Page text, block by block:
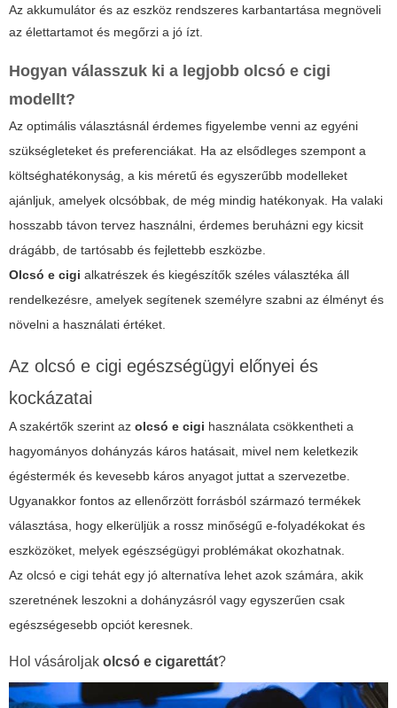
Az akkumulátor és az eszköz rendszeres karbantartása megnöveli
az élettartamot és megőrzi a jó ízt.
Hogyan válasszuk ki a legjobb olcsó e cigi
modellt?
Az optimális választásnál érdemes figyelembe venni az egyéni
szükségleteket és preferenciákat. Ha az elsődleges szempont a
költséghatékonyság, a kis méretű és egyszerűbb modelleket
ajánljuk, amelyek olcsóbbak, de még mindig hatékonyak. Ha valaki
hosszabb távon tervez használni, érdemes beruházni egy kicsit
drágább, de tartósabb és fejlettebb eszközbe.
Olcsó e cigi alkatrészek és kiegészítők széles választéka áll
rendelkezésre, amelyek segítenek személyre szabni az élményt és
növelni a használati értéket.
Az olcsó e cigi egészségügyi előnyei és
kockázatai
A szakértők szerint az olcsó e cigi használata csökkentheti a
hagyományos dohányzás káros hatásait, mivel nem keletkezik
égéstermék és kevesebb káros anyagot juttat a szervezetbe.
Ugyanakkor fontos az ellenőrzött forrásból származó termékek
választása, hogy elkerüljük a rossz minőségű e-folyadékokat és
eszközöket, melyek egészségügyi problémákat okozhatnak.
Az olcsó e cigi tehát egy jó alternatíva lehet azok számára, akik
szeretnének leszokni a dohányzásról vagy egyszerűen csak
egészségesebb opciót keresnek.
Hol vásároljak olcsó e cigarettát?